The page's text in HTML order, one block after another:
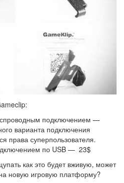
подключением —
варианта подключения
права суперпользователя.
по USB — 23$
как это будет вживую, может
новую игровую платформу?